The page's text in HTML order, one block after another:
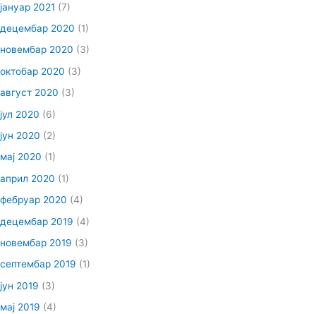
јануар 2021 (7)
децембар 2020 (1)
новембар 2020 (3)
октобар 2020 (3)
август 2020 (3)
јул 2020 (6)
јун 2020 (2)
мај 2020 (1)
април 2020 (1)
фебруар 2020 (4)
децембар 2019 (4)
новембар 2019 (3)
септембар 2019 (1)
јун 2019 (3)
мај 2019 (4)